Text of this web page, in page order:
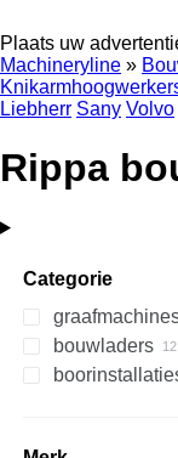
Plaats uw
Machineryline »
Liebherr Sany Volvo
Rippa
Categorie
minigravers
bouwladers
mini-